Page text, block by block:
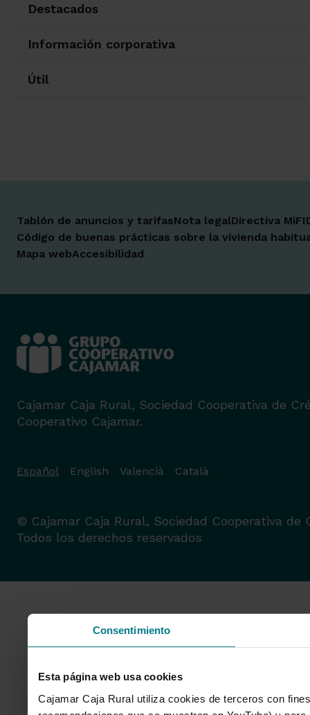
Consentimiento
Esta página web usa cookies
Cajamar Caja Rural utiliza cookies de terceros con
Destacados
Información corporativa
Útil
Tablón de anuncios y tarifasNota legalDirectiva
Código de buenas prácticas sobre la vivienda
Mapa webAccesibilidad
Cajamar Caja Rural, Sociedad Cooperativa de
Cooperativo Cajamar.
Español English Valencià Català
© Cajamar Caja Rural, Sociedad Cooperativa de
Todos los derechos reservados